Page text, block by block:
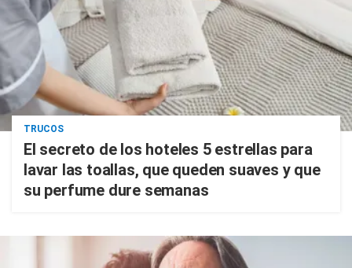
TRUCOS
El secreto de los hoteles 5 estrellas para
lavar las toallas, que queden suaves y que
su perfume dure semanas